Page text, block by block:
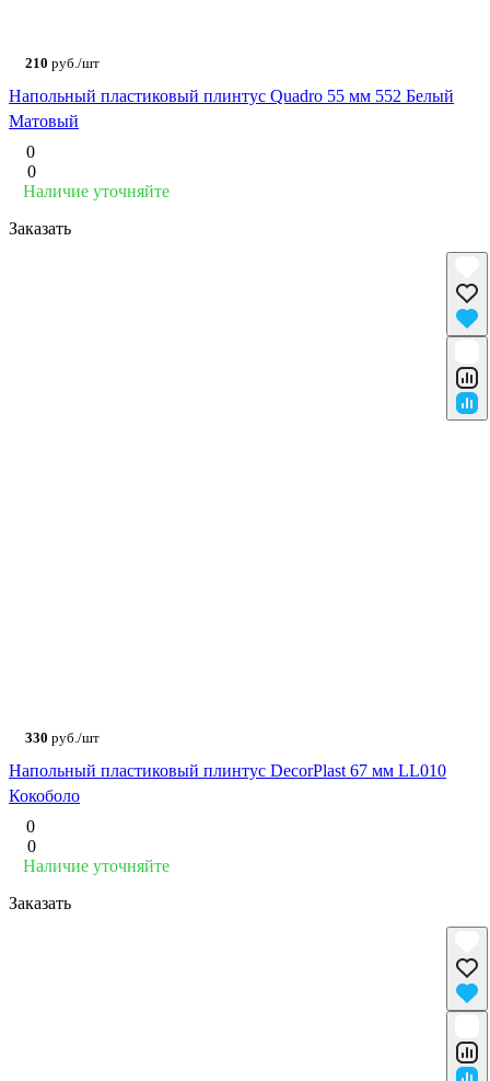
210 руб./шт
Напольный пластиковый плинтус Quadro 55 мм 552 Белый
Матовый
0
0
Наличие уточняйте
Заказать
330 руб./шт
Напольный пластиковый плинтус DecorPlast 67 мм LL010
Кокоболо
0
0
Наличие уточняйте
Заказать